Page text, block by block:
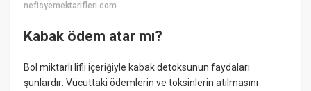
nefisyemektarifleri.com
Kabak ödem atar mı?
Bol miktarlı lifli içeriğiyle kabak detoksunun faydaları
şunlardır: Vücuttaki ödemlerin ve toksinlerin atılmasını